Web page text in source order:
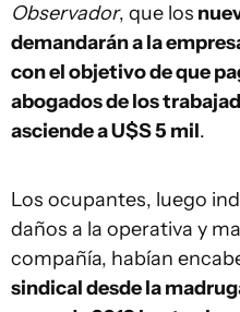
Observador, que los
demandarán a la
con el objetivo de que
abogados de los
asciende a U$S 5 mil.
Los ocupantes, luego
daños a la operativa y
compañía, habían
sindical desde la